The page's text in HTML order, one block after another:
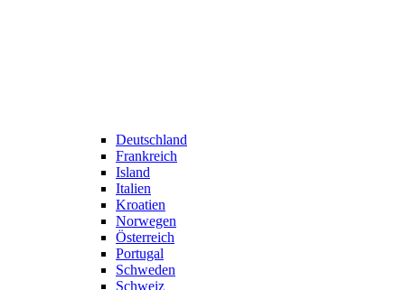
Deutschland
Frankreich
Island
Italien
Kroatien
Norwegen
Österreich
Portugal
Schweden
Schweiz